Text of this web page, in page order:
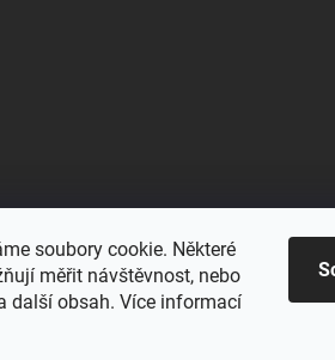
soubory cookie. Některé
měřit návštěvnost, nebo
další obsah. Více informací